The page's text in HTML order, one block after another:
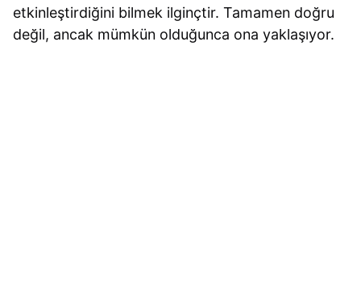
etkinleştirdiğini bilmek ilginçtir. Tamamen doğru
değil, ancak mümkün olduğunca ona yaklaşıyor.